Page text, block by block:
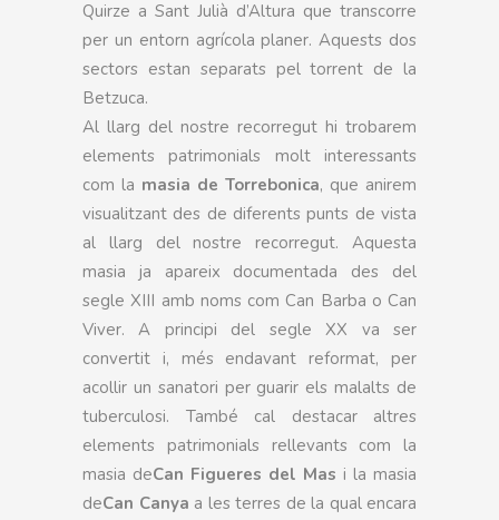
Quirze a Sant Julià d’Altura que transcorre
per un entorn agrícola planer. Aquests dos
sectors estan separats pel torrent de la
Betzuca.
Al llarg del nostre recorregut hi trobarem
elements patrimonials molt interessants
com la masia de Torrebonica, que anirem
visualitzant des de diferents punts de vista
al llarg del nostre recorregut. Aquesta
masia ja apareix documentada des del
segle XIII amb noms com Can Barba o Can
Viver. A principi del segle XX va ser
convertit i, més endavant reformat, per
acollir un sanatori per guarir els malalts de
tuberculosi. També cal destacar altres
elements patrimonials rellevants com la
masia deCan Figueres del Mas i la masia
deCan Canya a les terres de la qual encara